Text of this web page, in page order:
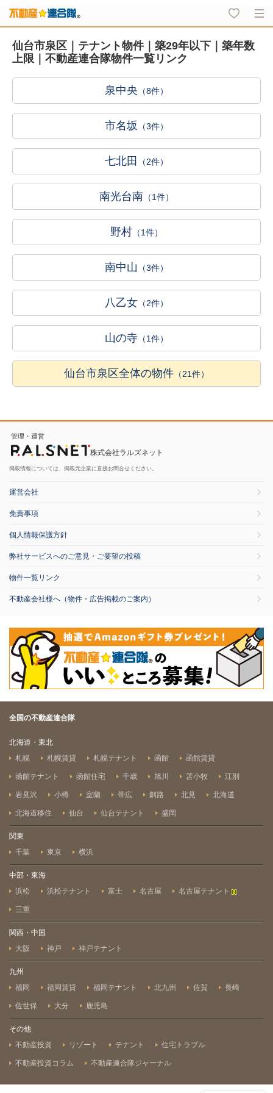
仙台市泉区｜テナント物件｜築29年以下｜築年数
上限｜不動産連合隊物件一覧リンク
泉中央 （8件）
市名坂 （3件）
七北田 （2件）
南光台南 （1件）
野村 （1件）
南中山 （3件）
八乙女 （2件）
山の寺 （1件）
仙台市泉区全体の物件 （21件）
管理・運営
株式会社ラルズネット
掲載情報については、掲載元企業に直接お問合せください。
運営会社
免責事項
個人情報保護方針
弊社サービスへのご意見・ご要望の投稿
物件一覧リンク
不動産会社様へ（物件・広告掲載のご案内）
全国の不動産連合隊
北海道・東北
札幌
札幌賃貸 札幌テナント 函館 函館賃貸
函館テナント 函館住宅 千歳 旭川 苫小牧 江別
岩見沢 小樽 室蘭 帯広 釧路 北見 北海道
北海道移住 仙台 仙台テナント 盛岡
関東
千葉
東京 横浜
中部・東海
浜松
浜松テナント 富士 名古屋 名古屋テナント
三重
関西・中国
大阪
神戸 神戸テナント
九州
福岡
福岡賃貸 福岡テナント 北九州 佐賀 長崎
佐世保 大分 鹿児島
その他
不動産投資
リゾート テナント 住宅トラブル
不動産投資コラム 不動産連合隊ジャーナル